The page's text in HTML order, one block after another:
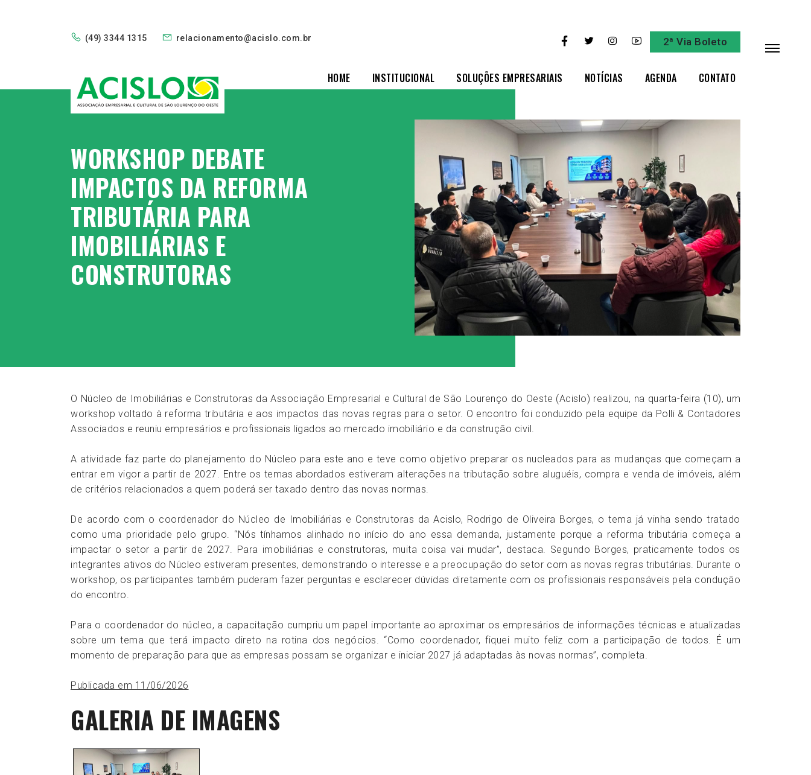
(49) 3344 1315 relacionamento@acislo.com.br 2ª Via Boleto
HOME INSTITUCIONAL SOLUÇÕES EMPRESARIAIS NOTÍCIAS AGENDA CONTATO
WORKSHOP DEBATE
IMPACTOS DA REFORMA
TRIBUTÁRIA PARA
IMOBILIÁRIAS E
CONSTRUTORAS
O Núcleo de Imobiliárias e Construtoras da Associação Empresarial e Cultural de São Lourenço do Oeste (Acislo) realizou, na quarta-feira (10), um
workshop voltado à reforma tributária e aos impactos das novas regras para o setor. O encontro foi conduzido pela equipe da Polli & Contadores
Associados e reuniu empresários e profissionais ligados ao mercado imobiliário e da construção civil.
A atividade faz parte do planejamento do Núcleo para este ano e teve como objetivo preparar os nucleados para as mudanças que começam a
entrar em vigor a partir de 2027. Entre os temas abordados estiveram alterações na tributação sobre aluguéis, compra e venda de imóveis, além
de critérios relacionados a quem poderá ser taxado dentro das novas normas.
De acordo com o coordenador do Núcleo de Imobiliárias e Construtoras da Acislo, Rodrigo de Oliveira Borges, o tema já vinha sendo tratado
como uma prioridade pelo grupo. “Nós tínhamos alinhado no início do ano essa demanda, justamente porque a reforma tributária começa a
impactar o setor a partir de 2027. Para imobiliárias e construtoras, muita coisa vai mudar”, destaca. Segundo Borges, praticamente todos os
integrantes ativos do Núcleo estiveram presentes, demonstrando o interesse e a preocupação do setor com as novas regras tributárias. Durante o
workshop, os participantes também puderam fazer perguntas e esclarecer dúvidas diretamente com os profissionais responsáveis pela condução
do encontro.
Para o coordenador do núcleo, a capacitação cumpriu um papel importante ao aproximar os empresários de informações técnicas e atualizadas
sobre um tema que terá impacto direto na rotina dos negócios. “Como coordenador, fiquei muito feliz com a participação de todos. É um
momento de preparação para que as empresas possam se organizar e iniciar 2027 já adaptadas às novas normas”, completa.
Publicada em 11/06/2026
GALERIA DE IMAGENS